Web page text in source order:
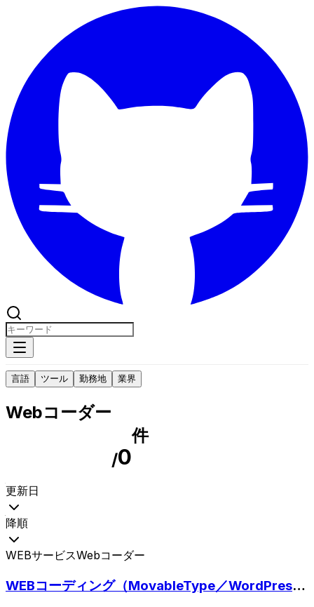
言語 ツール 勤務地 業界
Webコーダー
/0
件
更新日
降順
WEBサービスWebコーダー
WEBコーディング（MovableType／WordPres